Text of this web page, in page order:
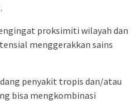
proksimiti wilayah dan
menggerakkan sains
penyakit tropis dan/atau
bisa mengkombinasi